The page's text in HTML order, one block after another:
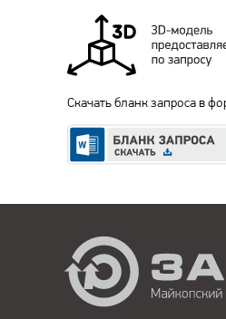
Скачать бланк запроса в